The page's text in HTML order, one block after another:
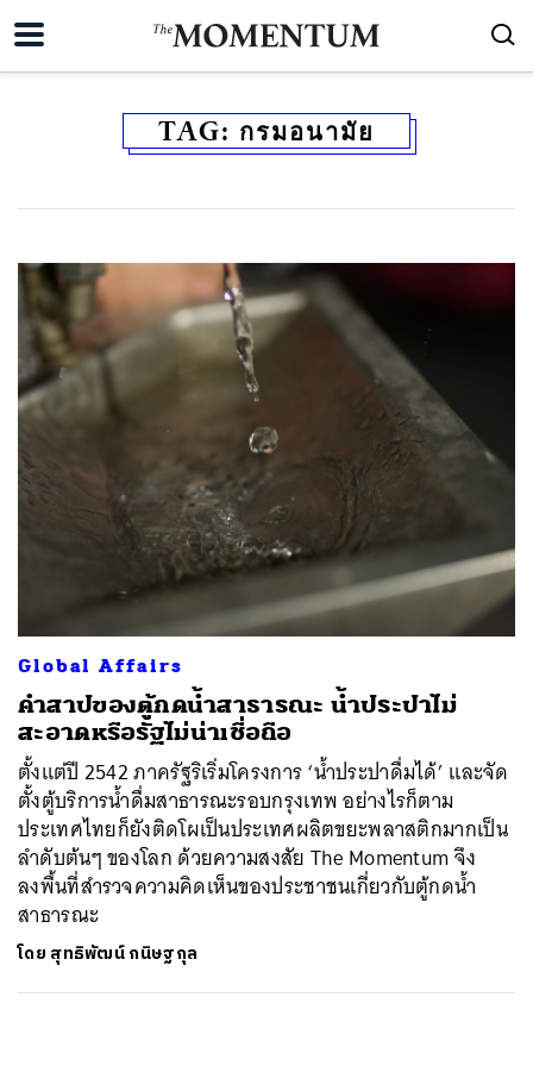
TAG: กรมอนามัย
Global Affairs
คำสาปของตู้กดน้ำสาธารณะ น้ำประปาไม่
สะอาดหรือรัฐไม่น่าเชื่อถือ
ตั้งแต่ปี 2542 ภาครัฐริเริ่มโครงการ ‘น้ำประปาดื่มได้’ และจัด
ตั้งตู้บริการน้ำดื่มสาธารณะรอบกรุงเทพ อย่างไรก็ตาม
ประเทศไทยก็ยังติดโผเป็นประเทศผลิตขยะพลาสติกมากเป็น
ลำดับต้นๆ ของโลก ด้วยความสงสัย The Momentum จึง
ลงพื้นที่สำรวจความคิดเห็นของประชาชนเกี่ยวกับตู้กดน้ำ
สาธารณะ
โดย สุทธิพัฒน์ กนิษฐกุล
SHARE